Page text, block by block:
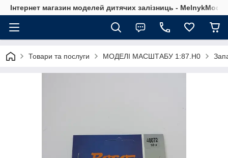
Інтернет магазин моделей дитячих залізниць -
Товари та послуги МОДЕЛІ МАСШТАБУ 1:87.H0